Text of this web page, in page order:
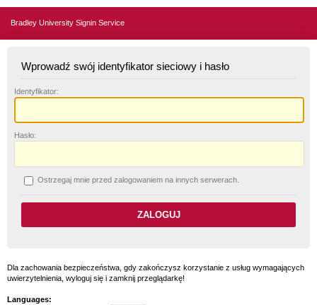
Bradley University Signin Service
Wprowadź swój identyfikator sieciowy i hasło
Identyfikator:
Hasło:
Ostrzegaj mnie przed zalogowaniem na innych serwerach.
Dla zachowania bezpieczeństwa, gdy zakończysz korzystanie z usług wymagających
uwierzytelnienia, wyloguj się i zamknij przeglądarkę!
Languages: